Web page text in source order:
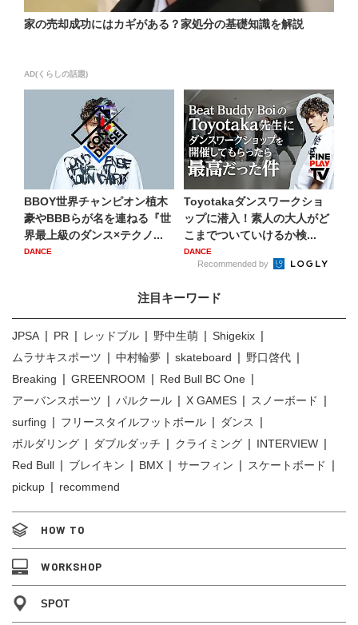
家の売却成功にはカギがある？家処分の基礎知識を解説
AD(くらしの話題)
BBOY世界チャンピオン植木
豪やBBBらが名を連ねる『世
界最上級のダンス×テクノ...
DANCE
Toyotakaダンスワークショ
ップに潜入！素人の大人がど
こまでついていけるか検...
DANCE
Recommended by
注目キーワード
JPSA PR レッドブル 野中生萌
Shigekix
ムラサキスポーツ
中村輪夢 skateboard
野口啓代
Breaking
GREENROOM
Red Bull BC One
アーバンスポーツ
パルクール X GAMES
スノーボード
surfing
フリースタイルフットボール
ダンス
ボルダリング
ダブルダッチ クライミング
INTERVIEW
Red Bull
ブレイキン BMX サーフィン
スケートボード
pickup
recommend
HOW TO
WORKSHOP
SPOT